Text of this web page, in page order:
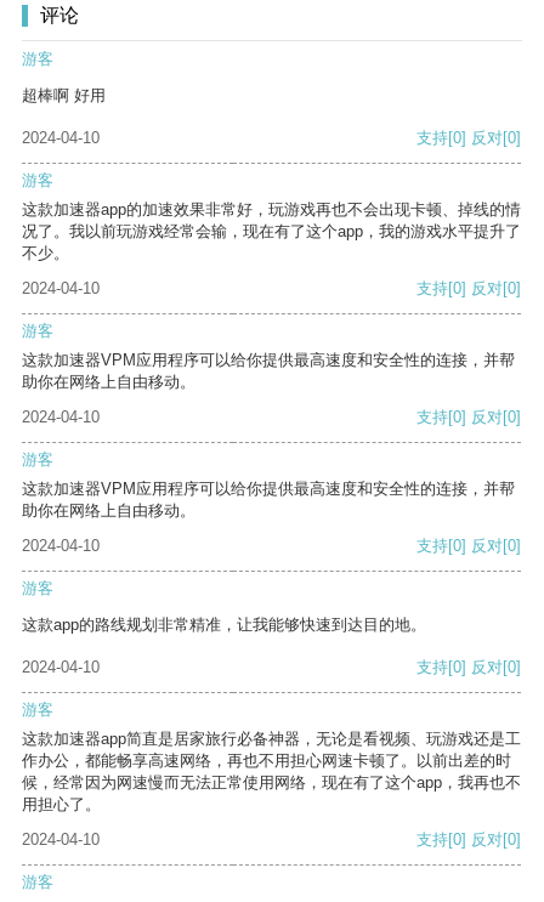
评论
游客
超棒啊 好用
2024-04-10 支持[0] 反对[0]
游客
这款加速器app的加速效果非常好，玩游戏再也不会出现卡顿、掉线的情
况了。我以前玩游戏经常会输，现在有了这个app，我的游戏水平提升了
不少。
2024-04-10
支持[0] 反对[0]
游客
这款加速器VPM应用程序可以给你提供最高速度和安全性的连接，并帮
助你在网络上自由移动。
2024-04-10
支持[0] 反对[0]
游客
这款加速器VPM应用程序可以给你提供最高速度和安全性的连接，并帮
助你在网络上自由移动。
2024-04-10
支持[0] 反对[0]
游客
这款app的路线规划非常精准，让我能够快速到达目的地。
2024-04-10 支持[0] 反对[0]
游客
这款加速器app简直是居家旅行必备神器，无论是看视频、玩游戏还是工
作办公，都能畅享高速网络，再也不用担心网速卡顿了。以前出差的时
候，经常因为网速慢而无法正常使用网络，现在有了这个app，我再也不
用担心了。
2024-04-10
支持[0] 反对[0]
游客